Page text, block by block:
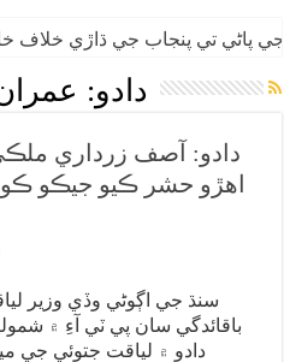
پاڻي تي پنجاب جي ڌاڙي خلاف
دادو:
دادو: آصف زرداري
اهڙو حشر ڪيو جيڪو
سنڌ جي اڳوڻي وڏي وزير
باقائدگي سان پي ٽي آءِ ۾
دادو ۾ لياقت جتوئي جي